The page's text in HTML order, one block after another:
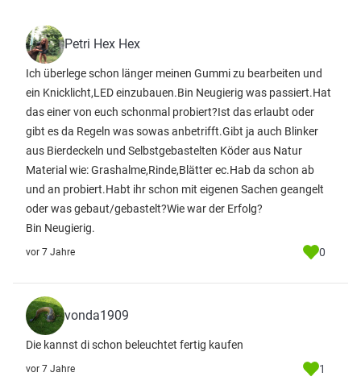
Petri Hex Hex
Ich überlege schon länger meinen Gummi zu bearbeiten und
ein Knicklicht,LED einzubauen.Bin Neugierig was passiert.Hat
das einer von euch schonmal probiert?Ist das erlaubt oder
gibt es da Regeln was sowas anbetrifft.Gibt ja auch Blinker
aus Bierdeckeln und Selbstgebastelten Köder aus Natur
Material wie: Grashalme,Rinde,Blätter ec.Hab da schon ab
und an probiert.Habt ihr schon mit eigenen Sachen geangelt
oder was gebaut/gebastelt?Wie war der Erfolg?
Bin Neugierig.
vor 7 Jahre 0
vonda1909
Die kannst di schon beleuchtet fertig kaufen
vor 7 Jahre 1